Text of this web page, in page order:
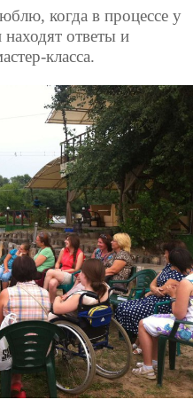
когда в процессе у
ответы и
класса.